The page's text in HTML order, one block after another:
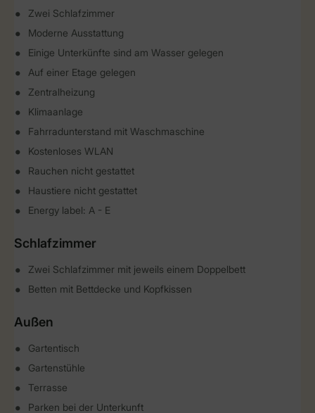
Zwei Schlafzimmer
Moderne Ausstattung
Einige Unterkünfte sind am Wasser gelegen
Auf einer Etage gelegen
Zentralheizung
Klimaanlage
Fahrradunterstand mit Waschmaschine
Kostenloses WLAN
Rauchen nicht gestattet
Haustiere nicht gestattet
Energy label: A - E
Schlafzimmer
Zwei Schlafzimmer mit jeweils einem Doppelbett
Betten mit Bettdecke und Kopfkissen
Außen
Gartentisch
Gartenstühle
Terrasse
Parken bei der Unterkunft